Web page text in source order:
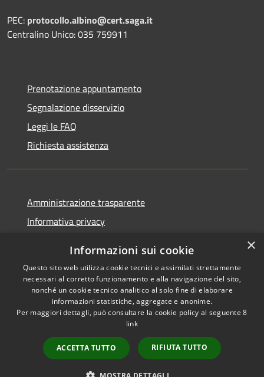
PEC: protocollo.albino@cert.saga.it
Centralino Unico: 035 759911
Prenotazione appuntamento
Segnalazione disservizio
Leggi le FAQ
Richiesta assistenza
Amministrazione trasparente
Informativa privacy
Dichiarazione di accessibilità
RSS
Copyright © 2026 • Comune di
Municipium•
Accesso
redazione
×
Informazioni sui cookie
Questo sito web utilizza cookie tecnici e assimilati strettamente
necessari al corretto funzionamento e alla navigazione del sito,
nonché un cookie tecnico analitico al solo fine di elaborare
informazioni statistiche, aggregate e anonime.
Per maggiori dettagli, può consultare la cookie policy al seguente8
link
ACCETTA TUTTO RIFIUTA TUTTO